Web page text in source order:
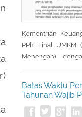
Kementrian
PPh Final UMKM
Menengah)
PPh Final DTP
Final DTP
pajak April 2020
Batas Waktu
Tahunan Wajib